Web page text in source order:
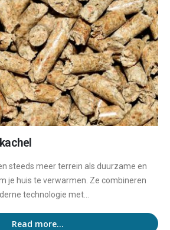
steeds meer terrein als duurzame en
je huis te verwarmen. Ze combineren
technologie met...
Read more...